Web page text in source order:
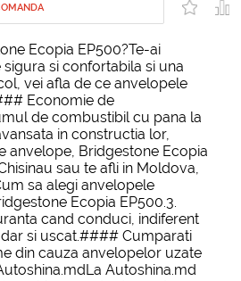
Ecopia EP500?Te-ai
si confortabila si una
vei afla de ce anvelopele
Economie de
de combustibil cu pana la
in constructia lor,
anvelope, Bridgestone Ecopia
sau te afli in Moldova,
sa alegi anvelopele
Ecopia EP500.3.
cand conduci, indiferent
si uscat.#### Cumparati
din cauza anvelopelor uzate
Autoshina.md